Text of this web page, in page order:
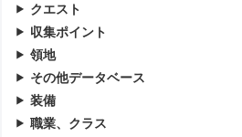
クエスト
収集ポイント
領地
その他データベース
装備
職業、クラス